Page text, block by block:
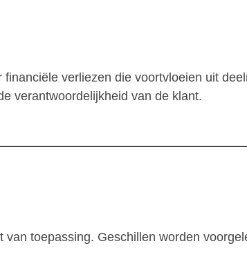
verliezen die voortvloeien uit
verantwoordelijkheid van de klant.
toepassing. Geschillen worden